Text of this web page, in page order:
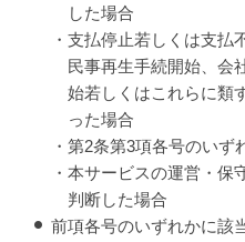
した場合
・支払停止若しくは支払
民事再生手続開始、会
始若しくはこれらに類
った場合
・第2条第3項各号のいず
・本サービスの運営・保
判断した場合
前項各号のいずれかに該